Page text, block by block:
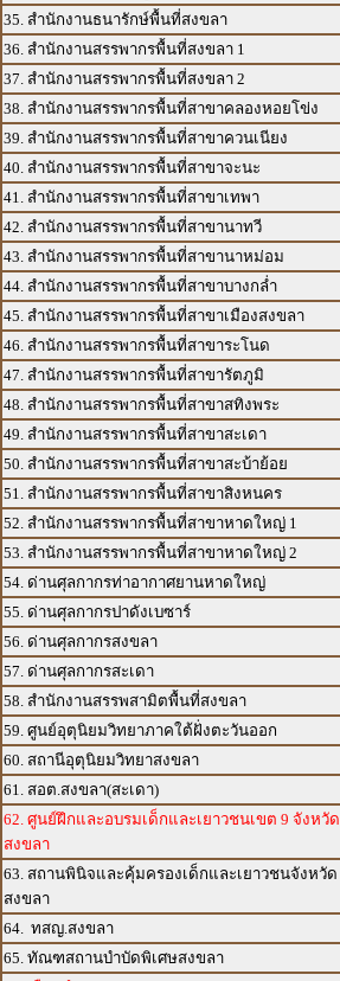
35. สำนักงานธนารักษ์พื้นที่สงขลา
36. สำนักงานสรรพากรพื้นที่สงขลา 1
37. สำนักงานสรรพากรพื้นที่สงขลา 2
38. สำนักงานสรรพากรพื้นที่สาขาคลองหอยโข่ง
39. สำนักงานสรรพากรพื้นที่สาขาควนเนียง
40. สำนักงานสรรพากรพื้นที่สาขาจะนะ
41. สำนักงานสรรพากรพื้นที่สาขาเทพา
42. สำนักงานสรรพากรพื้นที่สาขานาทวี
43. สำนักงานสรรพากรพื้นที่สาขานาหม่อม
44. สำนักงานสรรพากรพื้นที่สาขาบางกล่ำ
45. สำนักงานสรรพากรพื้นที่สาขาเมืองสงขลา
46. สำนักงานสรรพากรพื้นที่สาขาระโนด
47. สำนักงานสรรพากรพื้นที่สาขารัตภูมิ
48. สำนักงานสรรพากรพื้นที่สาขาสทิงพระ
49. สำนักงานสรรพากรพื้นที่สาขาสะเดา
50. สำนักงานสรรพากรพื้นที่สาขาสะบ้าย้อย
51. สำนักงานสรรพากรพื้นที่สาขาสิงหนคร
52. สำนักงานสรรพากรพื้นที่สาขาหาดใหญ่ 1
53. สำนักงานสรรพากรพื้นที่สาขาหาดใหญ่ 2
54. ด่านศุลกากรท่าอากาศยานหาดใหญ่
55. ด่านศุลกากรปาดังเบซาร์
56. ด่านศุลกากรสงขลา
57. ด่านศุลกากรสะเดา
58. สำนักงานสรรพสามิตพื้นที่สงขลา
59. ศูนย์อุตุนิยมวิทยาภาคใต้ฝั่งตะวันออก
60. สถานีอุตุนิยมวิทยาสงขลา
61. สอต.สงขลา(สะเดา)
62. ศูนย์ฝึกและอบรมเด็กและเยาวชนเขต 9 จังหวัด
สงขลา
63. สถานพินิจและคุ้มครองเด็กและเยาวชนจังหวัด
สงขลา
64. ทสญ.สงขลา
65. ทัณฑสถานบำบัดพิเศษสงขลา